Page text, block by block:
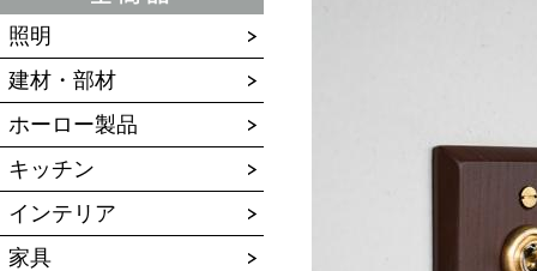
照明
建材・部材
ホーロー製品
キッチン
インテリア
家具